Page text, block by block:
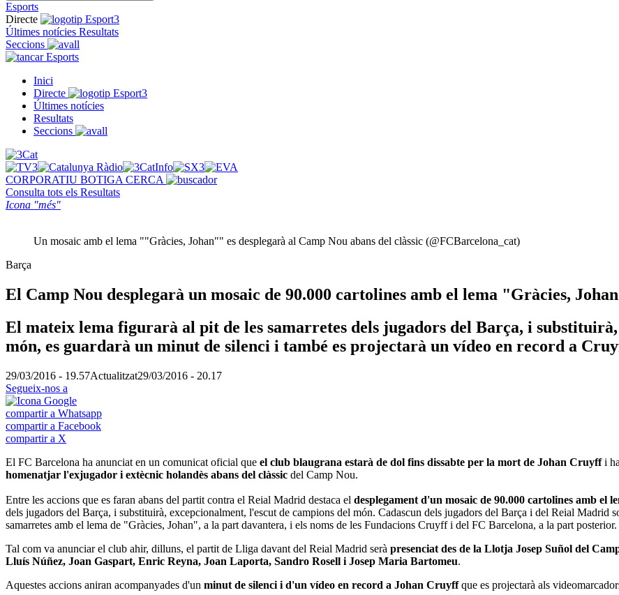
Esports
Directe
Últimes notícies Resultats
Seccions
Esports
Inici
Directe
Últimes notícies
Resultats
Seccions
CORPORATIU BOTIGA CERCA
Consulta tots els Resultats
Icona "més"
Un mosaic amb el lema ""Gràcies, Johan"" es desplegarà al Camp Nou abans del clàssic (@FCBarcelona_cat)
Barça
El Camp Nou desplegarà un mosaic de 90.000 cartolines amb el lema "Gràcies,
El mateix lema figurarà al pit de les samarretes dels jugadors del Barça, i
món, es guardarà un minut de silenci i també es projectarà un vídeo en record a
29/03/2016 - 19.57Actualitzat29/03/2016 - 20.17
Segueix-nos a
compartir a Whatsapp
compartir a Facebook
compartir a X
El FC Barcelona ha anunciat en un comunicat oficial que el club blaugrana estarà de dol fins dissabte per la mort de Johan Cruyffi
homenatjar l'exjugador i extècnic holandès abans del clàssic del Camp Nou.
Entre les accions que es faran abans del partit contra el Reial Madrid destaca el desplegament d'un mosaic de 90.000 cartolines amb el
dels jugadors del Barça, i substituirà, excepcionalment, l'escut de campions del món. Cadascun dels jugadors del Barça i del Reial Madrid
samarretes amb el lema de "Gràcies, Johan", a la part davantera, i els noms de les Fundacions Cruyff i del FC Barcelona, a la part posterior.
Tal com va anunciar el club ahir, dilluns, el partit de Lliga davant del Reial Madrid serà presenciat des de la Llotja Josep Suñol del
Lluís Núñez, Joan Gaspart, Enric Reyna, Joan Laporta, Sandro Rosell i Josep Maria Bartomeu.
Aquestes accions aniran acompanyades d'un minut de silenci i d'un vídeo en record a Johan Cruyffque es projectarà als